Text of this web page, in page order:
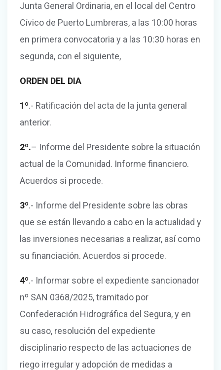
Junta General Ordinaria, en el local del Centro
Cívico de Puerto Lumbreras, a las 10:00 horas
en primera convocatoria y a las 10:30 horas en
segunda, con el siguiente,
ORDEN DEL DIA
1º.- Ratificación del acta de la junta general
anterior.
2º.– Informe del Presidente sobre la situación
actual de la Comunidad. Informe financiero.
Acuerdos si procede.
3º.- Informe del Presidente sobre las obras
que se están llevando a cabo en la actualidad y
las inversiones necesarias a realizar, así como
su financiación. Acuerdos si procede.
4º.- Informar sobre el expediente sancionador
nº SAN 0368/2025, tramitado por
Confederación Hidrográfica del Segura, y en
su caso, resolución del expediente
disciplinario respecto de las actuaciones de
riego irregular y adopción de medidas a